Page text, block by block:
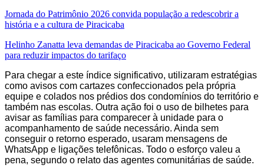
Jornada do Patrimônio 2026 convida população a redescobrir a
história e a cultura de Piracicaba
Helinho Zanatta leva demandas de Piracicaba ao Governo Federal
para reduzir impactos do tarifaço
Para chegar a este índice significativo, utilizaram estratégias
como avisos com cartazes confeccionados pela própria
equipe e colados nos prédios dos condomínios do território e
também nas escolas. Outra ação foi o uso de bilhetes para
avisar as famílias para comparecer à unidade para o
acompanhamento de saúde necessário. Ainda sem
conseguir o retorno esperado, usaram mensagens de
WhatsApp e ligações telefônicas. Todo o esforço valeu a
pena, segundo o relato das agentes comunitárias de saúde.